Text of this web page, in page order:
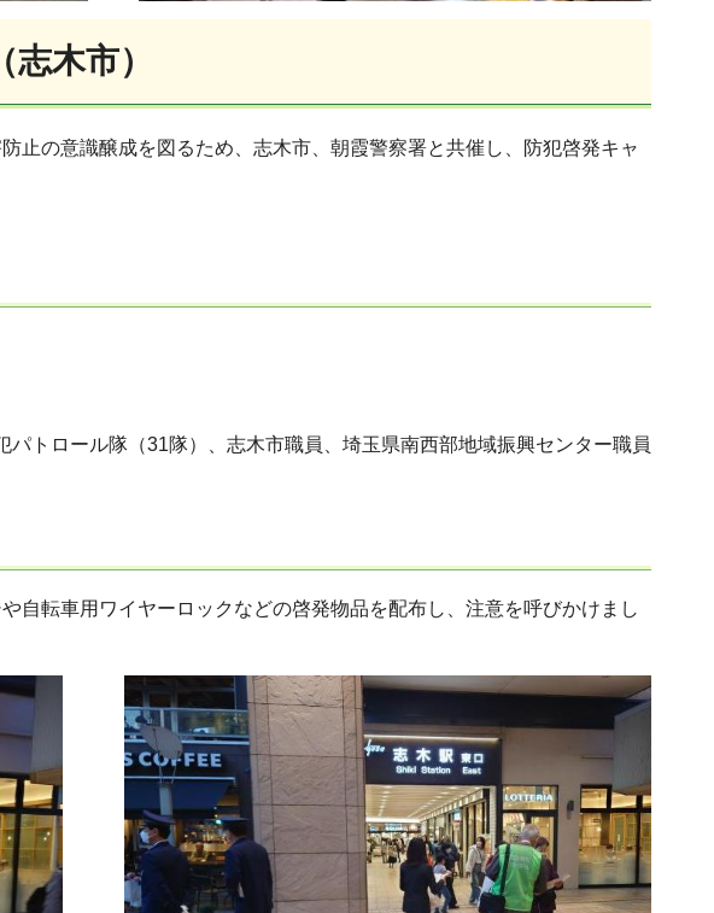
木市）
止の意識醸成を図るため、志木市、朝霞警察署と共催し、防犯啓発キャ
トロール隊（31隊）、志木市職員、埼玉県南西部地域振興センター職員
自転車用ワイヤーロックなどの啓発物品を配布し、注意を呼びかけまし